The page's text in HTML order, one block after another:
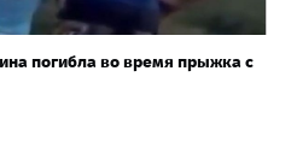
погибла во время прыжка с